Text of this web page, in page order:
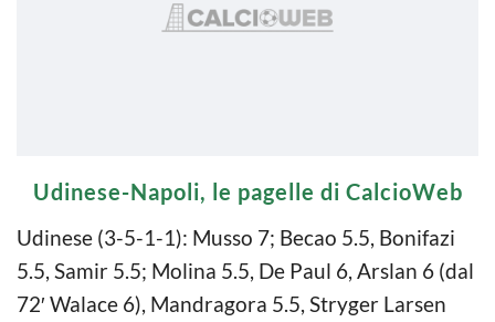
Udinese-Napoli, le pagelle di CalcioWeb
Udinese (3-5-1-1): Musso 7; Becao 5.5, Bonifazi
5.5, Samir 5.5; Molina 5.5, De Paul 6, Arslan 6 (dal
72′ Walace 6), Mandragora 5.5, Stryger Larsen